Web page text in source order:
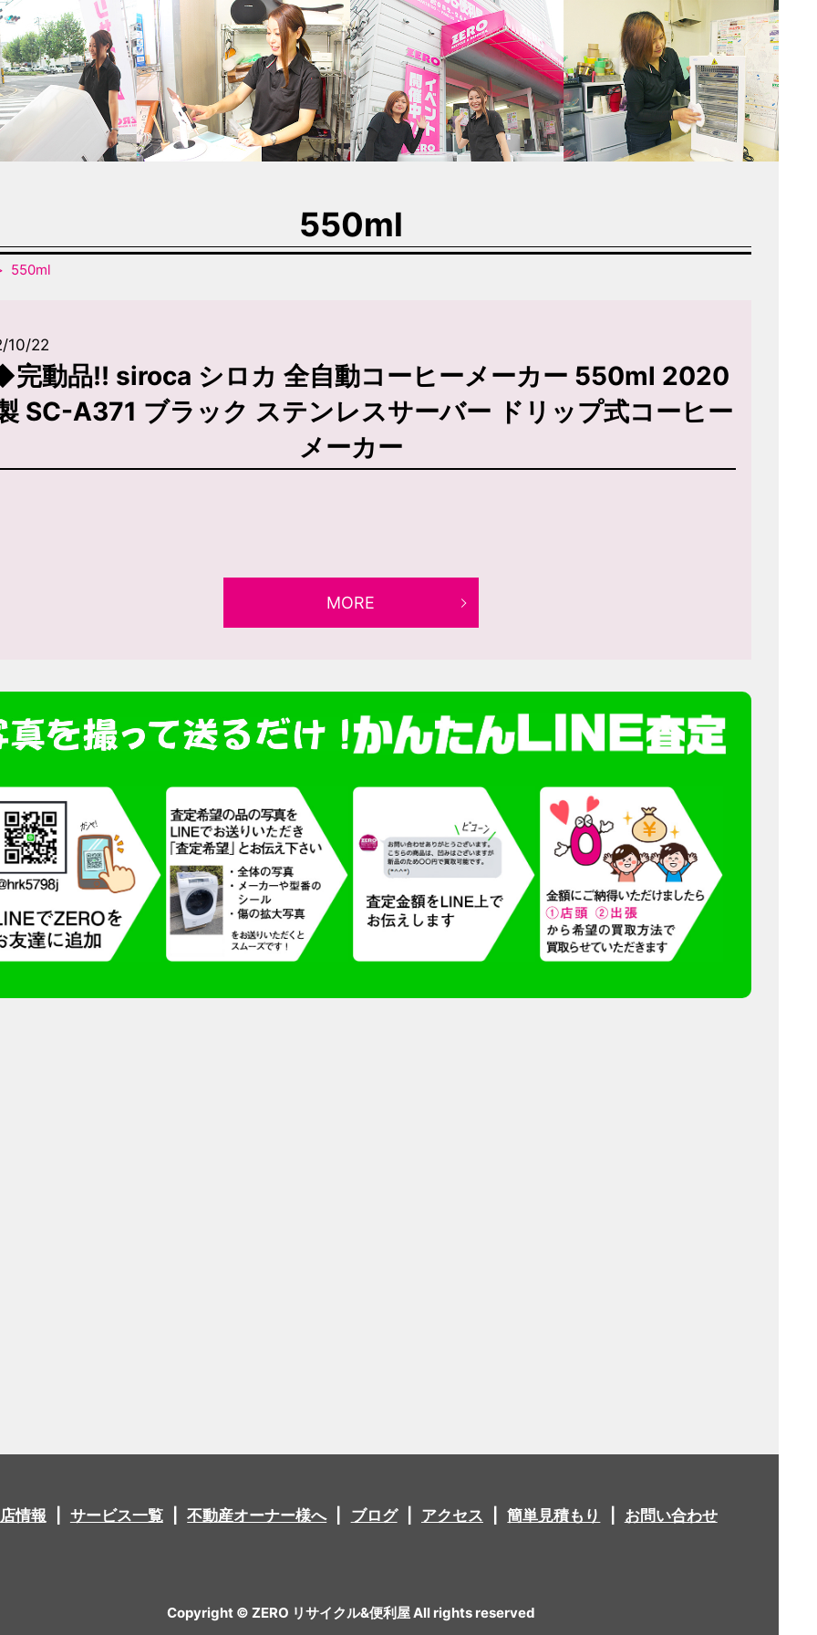
550ml
550ml
10/22
完動品!! siroca シロカ 全自動コーヒーメーカー 550ml 2020
SC-A371 ブラック ステンレスサーバー ドリップ式コーヒー
メーカー
MORE
情報 サービス一覧 不動産オーナー様へ ブログ アクセス 簡単見積もり お問い合わせ
Copyright © ZERO リサイクル&便利屋 All rights reserved